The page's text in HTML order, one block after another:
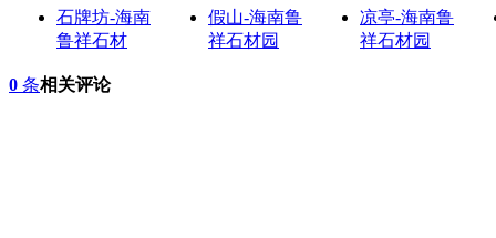
石牌坊-海南
鲁祥石材
假山-海南鲁
祥石材园
凉亭-海南鲁
祥石材园
0 条相关评论